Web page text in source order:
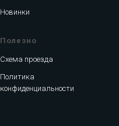
Новинки
Полезно
Схема проезда
Политика
конфиденциальности